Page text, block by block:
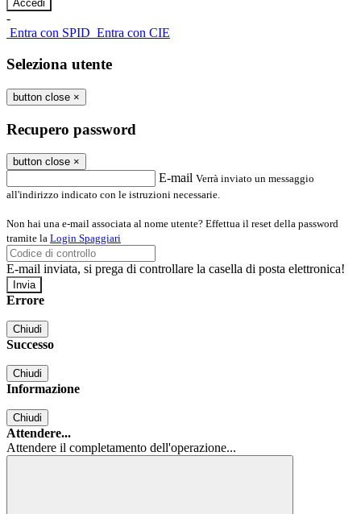
-
Entra con SPID Entra con CIE
Seleziona utente
button close ×
Recupero password
button close ×
E-mail Verrà inviato un messaggio
all'indirizzo indicato con le istruzioni necessarie.
Non hai una e-mail associata al nome utente? Effettua il reset della password
tramite la Login Spaggiari
E-mail inviata, si prega di controllare la casella di posta elettronica!
Errore
Chiudi
Successo
Chiudi
Informazione
Chiudi
Attendere...
Attendere il completamento dell'operazione...